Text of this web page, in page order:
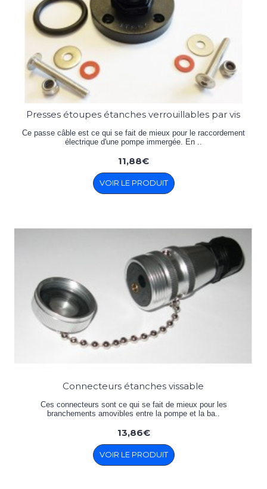
Presses étoupes étanches verrouillables par vis
Ce passe câble est ce qui se fait de mieux pour le raccordement
électrique d'une pompe immergée. En ..
11,88€
VOIR LE PRODUIT
Connecteurs étanches vissable
Ces connecteurs sont ce qui se fait de mieux pour les
branchements amovibles entre la pompe et la ba..
13,86€
VOIR LE PRODUIT